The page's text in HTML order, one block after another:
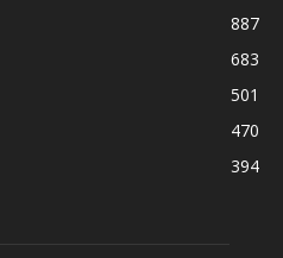
887
683
501
470
394